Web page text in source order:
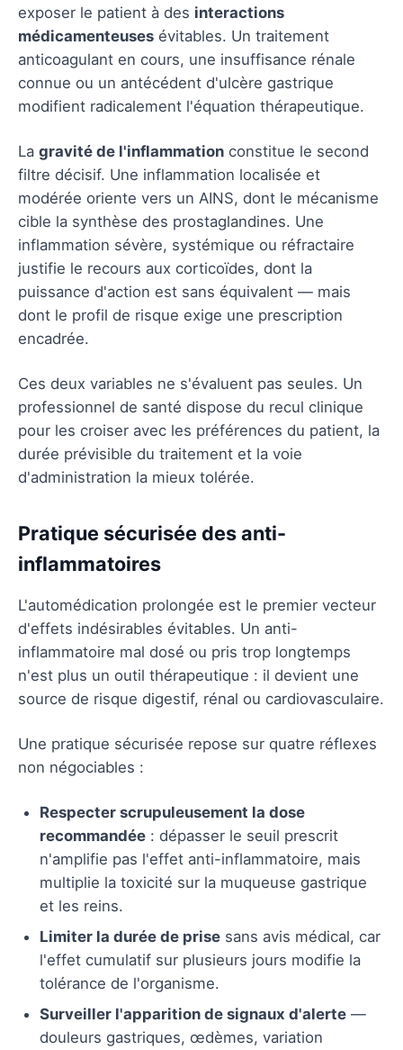
exposer le patient à des interactions
médicamenteuses évitables. Un traitement
anticoagulant en cours, une insuffisance rénale
connue ou un antécédent d'ulcère gastrique
modifient radicalement l'équation thérapeutique.
La gravité de l'inflammation constitue le second
filtre décisif. Une inflammation localisée et
modérée oriente vers un AINS, dont le mécanisme
cible la synthèse des prostaglandines. Une
inflammation sévère, systémique ou réfractaire
justifie le recours aux corticoïdes, dont la
puissance d'action est sans équivalent — mais
dont le profil de risque exige une prescription
encadrée.
Ces deux variables ne s'évaluent pas seules. Un
professionnel de santé dispose du recul clinique
pour les croiser avec les préférences du patient, la
durée prévisible du traitement et la voie
d'administration la mieux tolérée.
Pratique sécurisée des anti-
inflammatoires
L'automédication prolongée est le premier vecteur
d'effets indésirables évitables. Un anti-
inflammatoire mal dosé ou pris trop longtemps
n'est plus un outil thérapeutique : il devient une
source de risque digestif, rénal ou cardiovasculaire.
Une pratique sécurisée repose sur quatre réflexes
non négociables :
Respecter scrupuleusement la dose
recommandée : dépasser le seuil prescrit
n'amplifie pas l'effet anti-inflammatoire, mais
multiplie la toxicité sur la muqueuse gastrique
et les reins.
Limiter la durée de prise sans avis médical, car
l'effet cumulatif sur plusieurs jours modifie la
tolérance de l'organisme.
Surveiller l'apparition de signaux d'alerte —
douleurs gastriques, œdèmes, variation